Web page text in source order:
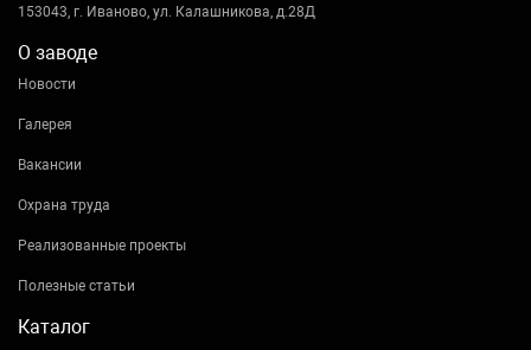
153043, г. Иваново, ул. Калашникова, д.28Д
О заводе
Новости
Галерея
Вакансии
Охрана труда
Реализованные проекты
Полезные статьи
Каталог